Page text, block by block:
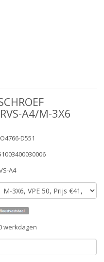
A4/M-3X6
D551
A4
werkdagen